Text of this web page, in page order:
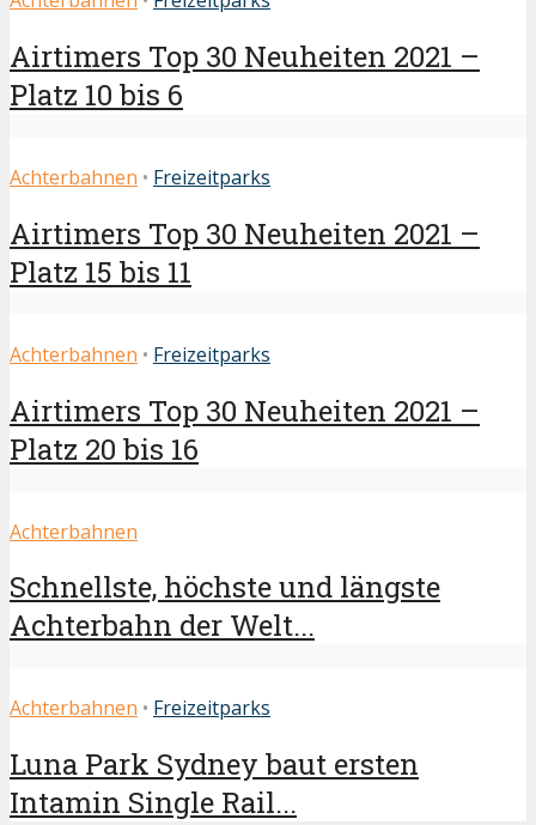
Airtimers Top 30 Neuheiten 2021 –
Platz 10 bis 6
Achterbahnen • Freizeitparks
Airtimers Top 30 Neuheiten 2021 –
Platz 15 bis 11
Achterbahnen • Freizeitparks
Airtimers Top 30 Neuheiten 2021 –
Platz 20 bis 16
Achterbahnen
Schnellste, höchste und längste
Achterbahn der Welt...
Achterbahnen • Freizeitparks
Luna Park Sydney baut ersten
Intamin Single Rail...